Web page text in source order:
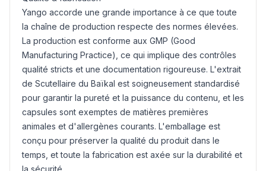
Yango accorde une grande importance à ce que toute
la chaîne de production respecte des normes élevées.
La production est conforme aux GMP (Good
Manufacturing Practice), ce qui implique des contrôles
qualité stricts et une documentation rigoureuse. L'extrait
de Scutellaire du Baïkal est soigneusement standardisé
pour garantir la pureté et la puissance du contenu, et les
capsules sont exemptes de matières premières
animales et d'allergènes courants. L'emballage est
conçu pour préserver la qualité du produit dans le
temps, et toute la fabrication est axée sur la durabilité et
la sécurité.